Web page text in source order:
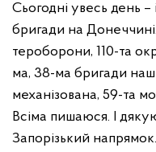
Сьогодні увесь день
бригади на
тероборони, 110-та
ма, 38-ма бригади
механізована, 59-та
Всіма пишаюся. І
Запорізький